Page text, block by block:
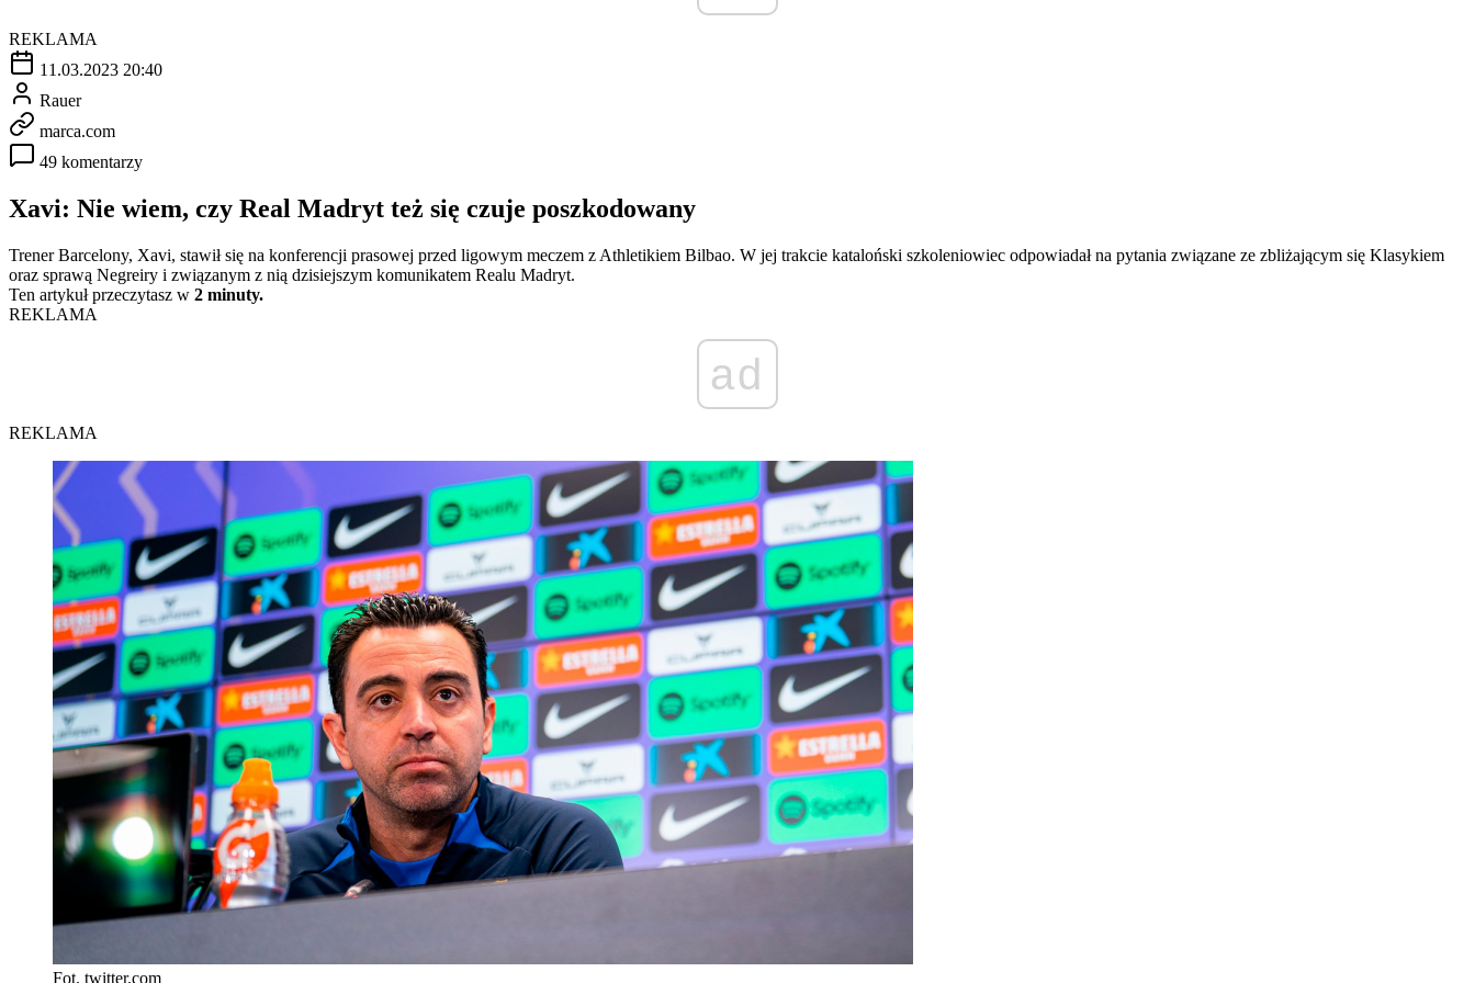
REKLAMA
11.03.2023 20:40
Rauer
marca.com
49 komentarzy
Xavi: Nie wiem, czy Real Madryt też się czuje poszkodowany
Trener Barcelony, Xavi, stawił się na konferencji prasowej przed ligowym meczem z Athletikiem Bilbao. W jej trakcie kataloński szkoleniowiec odpowiadał na pytania związane ze zbliżającym się Klasykiem
oraz sprawą Negreiry i związanym z nią dzisiejszym komunikatem Realu Madryt.
Ten artykuł przeczytasz w 2 minuty.
REKLAMA
ad
REKLAMA
Fot. twitter.com